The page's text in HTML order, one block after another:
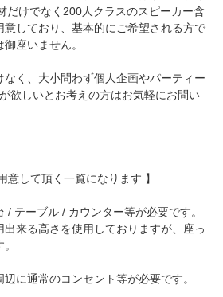
だけでなく200人クラスのスピーカー含
しており、基本的にご希望される方で
座いません。
なく、大小問わず個人企画やパーティー
欲しいとお考えの方はお気軽にお問い
意して頂く一覧になります 】
/ テーブル / カウンター等が必要です。
来る高さを使用しておりますが、座っ
辺に通常のコンセント等が必要です。